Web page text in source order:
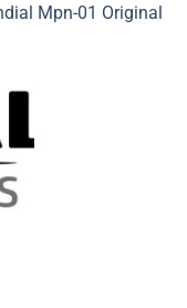
Mpn-01 Original